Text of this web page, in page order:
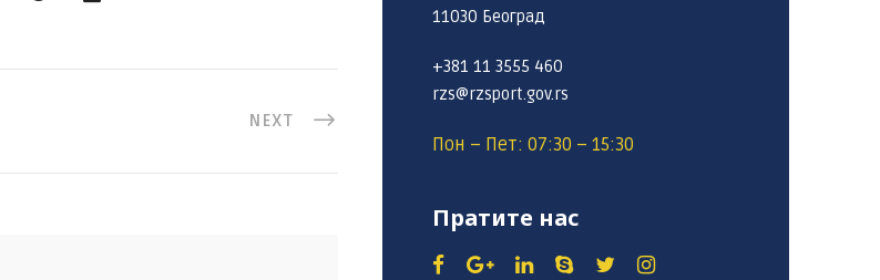
NEXT
11030 Београд
+381 11 3555 460
rzs@rzsport.gov.rs
Пон – Пет: 07:30 – 15:30
Пратите нас